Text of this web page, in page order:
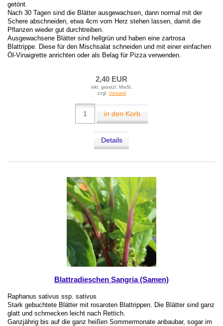
getönt.
Nach 30 Tagen sind die Blätter ausgewachsen, dann normal mit der
Schere abschneiden, etwa 4cm vom Herz stehen lassen, damit die
Pflanzen wieder gut durchtreiben.
Ausgewachsene Blätter sind hellgrün und haben eine zartrosa
Blattrippe. Diese für den Mischsalat schneiden und mit einer einfachen
Öl-Vinaigrette anrichten oder als Belag für Pizza verwenden.
2,40 EUR
inkl. gesetzl. MwSt.
zzgl. Versand
in den Korb
Details
Blattradieschen Sangria (Samen)
Raphanus sativus ssp. sativus
Stark gebuchtete Blätter mit rosaroten Blattrippen. Die Blätter sind ganz
glatt und schmecken leicht nach Rettich.
Ganzjährig bis auf die ganz heißen Sommermonate anbaubar, sogar im